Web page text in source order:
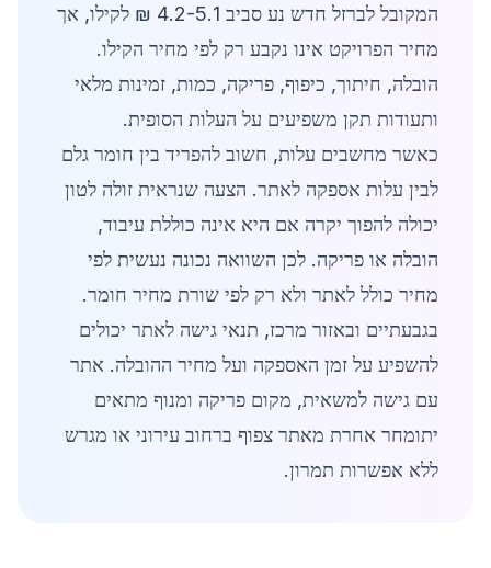
המקובל לברזל חדש נע סביב 4.2-5.1 ₪ לקילו, אך
מחיר הפרויקט אינו נקבע רק לפי מחיר הקילו.
הובלה, חיתוך, כיפוף, פריקה, כמות, זמינות מלאי
ותעודות תקן משפיעים על העלות הסופית.
כאשר מחשבים עלות, חשוב להפריד בין חומר גלם
לבין עלות אספקה לאתר. הצעה שנראית זולה לטון
יכולה להפוך יקרה אם היא אינה כוללת עיבוד,
הובלה או פריקה. לכן השוואה נכונה נעשית לפי
מחיר כולל לאתר ולא רק לפי שורת מחיר חומר.
בגבעתיים ובאזור מרכז, תנאי גישה לאתר יכולים
להשפיע על זמן האספקה ועל מחיר ההובלה. אתר
עם גישה למשאית, מקום פריקה ומנוף מתאים
יתומחר אחרת מאתר צפוף ברחוב עירוני או מגרש
ללא אפשרות תמרון.